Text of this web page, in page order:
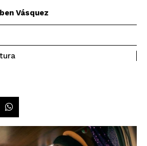
Vásquez